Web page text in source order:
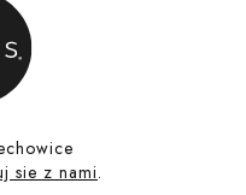
sie z nami.